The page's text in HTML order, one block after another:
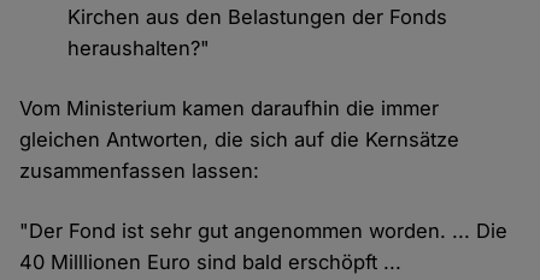
Kirchen aus den Belastungen der Fonds
heraushalten?"
Vom Ministerium kamen daraufhin die immer
gleichen Antworten, die sich auf die Kernsätze
zusammenfassen lassen:
"Der Fond ist sehr gut angenommen worden. ... Die
40 Milllionen Euro sind bald erschöpft ...